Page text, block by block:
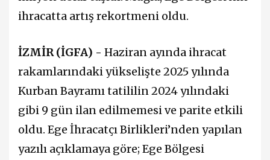
ihracatta artış rekortmeni oldu.
İZMİR (İGFA) - Haziran ayında ihracat
rakamlarındaki yükselişte 2025 yılında
Kurban Bayramı tatililin 2024 yılındaki
gibi 9 gün ilan edilmemesi ve parite etkili
oldu. Ege İhracatçı Birlikleri’nden yapılan
yazılı açıklamaya göre; Ege Bölgesi